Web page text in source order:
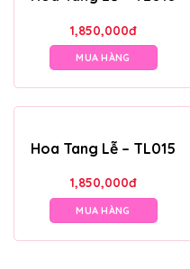
1,850,000đ
MUA HÀNG
Hoa Tang Lễ – TL015
1,850,000đ
MUA HÀNG